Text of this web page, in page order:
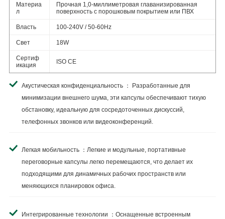
Материа
л
Прочная 1,0-миллиметровая главанизированная
поверхность с порошковым покрытием или ПВХ
Власть 100-240V / 50-60Hz
Свет 18W
Сертиф
икация
ISO CE
Акустическая конфиденциальность ： Разработанные для
минимизации внешнего шума, эти капсулы обеспечивают тихую
обстановку, идеальную для сосредоточенных дискуссий,
телефонных звонков или видеоконференций.
Легкая мобильность ：Легкие и модульные, портативные
переговорные капсулы легко перемещаются, что делает их
подходящими для динамичных рабочих пространств или
меняющихся планировок офиса.
Интегрированные технологии ：Оснащенные встроенным